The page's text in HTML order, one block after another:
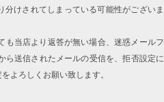
けされてしまっている可能性がございま
も当店より返答が無い場合、迷惑メールフ
ら送信されたメールの受信を、拒否設定に
よろしくお願い致します。